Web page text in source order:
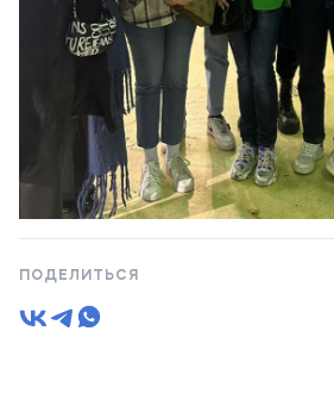
ПОДЕЛИТЬСЯ